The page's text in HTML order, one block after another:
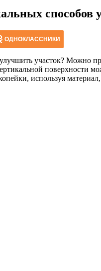
способов
ОДНОКЛАССНИКИ
участок? Можно
поверхности
используя